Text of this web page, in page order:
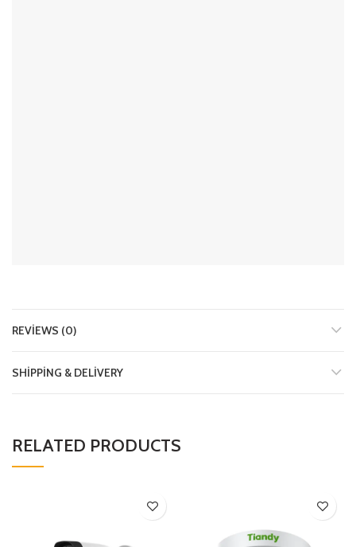
REVIEWS (0)
SHIPPING & DELIVERY
RELATED PRODUCTS